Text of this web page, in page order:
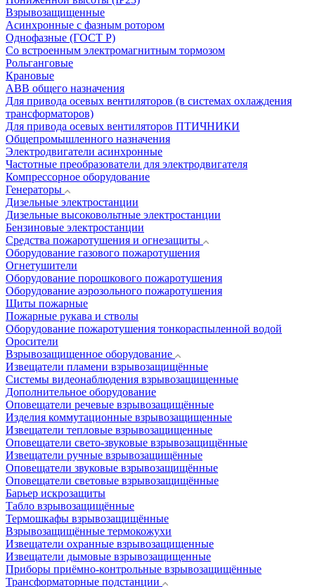
Взрывозащищенные
Асинхронные с фазным ротором
Однофазные (ГОСТ Р)
Со встроенным электромагнитным тормозом
Рольганговые
Крановые
АВВ общего назначения
Для привода осевых вентиляторов (в системах охлаждения
трансформаторов)
Для привода осевых вентиляторов ПТИЧНИКИ
Общепромышленного назначения
Электродвигатели асинхронные
Частотные преобразователи для электродвигателя
Компрессорное оборудование
Генераторы
Дизельные электростанции
Дизельные высоковольтные электростанции
Бензиновые электростанции
Средства пожаротушения и огнезащиты
Оборудование газового пожаротушения
Огнетушители
Оборудование порошкового пожаротушения
Оборудование аэрозольного пожаротушения
Щиты пожарные
Пожарные рукава и стволы
Оборудование пожаротушения тонкораспыленной водой
Оросители
Взрывозащищенное оборудование
Извещатели пламени взрывозащищённые
Системы видеонаблюдения взрывозащищенные
Дополнительное оборудование
Оповещатели речевые взрывозащищённые
Изделия коммутационные взрывозащищенные
Извещатели тепловые взрывозащищенные
Оповещатели свето-звуковые взрывозащищённые
Извещатели ручные взрывозащищённые
Оповещатели звуковые взрывозащищённые
Оповещатели световые взрывозащищённые
Барьер искрозащиты
Табло взрывозащищённые
Термошкафы взрывозащищённые
Взрывозащищённые термокожухи
Извещатели охранные взрывозащищенные
Извещатели дымовые взрывозащищенные
Приборы приёмно-контрольные взрывозащищённые
Трансформаторные подстанции